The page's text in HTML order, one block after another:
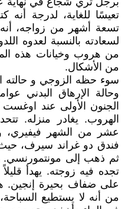
تعيسًا للغاية، لدرجة
تسعة أشهر من زواجه،
لسعادته بالنسبة لعدوه
من هروب وخيانات هذه
من الأشكال.
سوء حظه الزوجي و حالته
وحالة الإرهاق البدني
الجنون الأولى عند
الهروب. يغادر منزله.
عشر من الشهر فيفيري،
فندق دو غراند سيرف،
ثم ذهب إلى مونتمورنسي.
تجده فيه زوجته. يهدأ
على ضفاف بحيرة إنجين.
من أنه لا يستطيع السباحة،